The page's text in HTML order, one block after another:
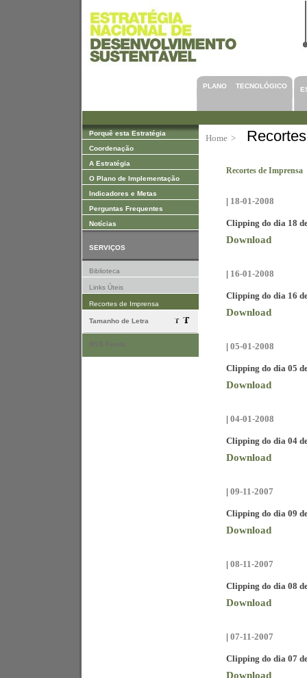
PLANO TECNOLÓGICO
Porquê esta Estratégia
Coordenação
A Estratégia
O Plano de Implementação
Indicadores e Metas
Perguntas Frequentes
Notícias
SERVIÇOS
Biblioteca
Links Úteis
Recortes de Imprensa
Tamanho de Letra
Home >
Recortes de Imprensa
| 18-01-2008
Clipping do dia 18
Download
| 16-01-2008
Clipping do dia 16
Download
| 05-01-2008
Clipping do dia 05
Download
| 04-01-2008
Clipping do dia 04
Download
| 09-11-2007
Clipping do dia 09
Download
| 08-11-2007
Clipping do dia 08
Download
| 07-11-2007
Clipping do dia 07
Download